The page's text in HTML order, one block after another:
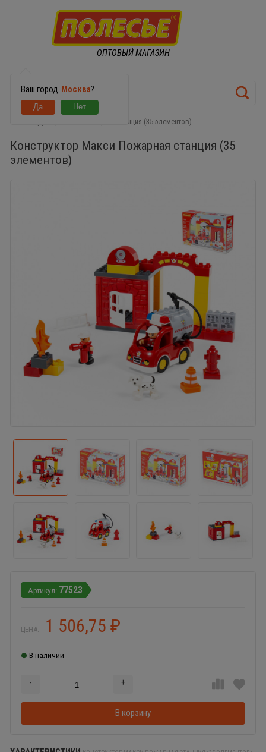
ОПТОВЫЙ МАГАЗИН
Ваш город Москва?
Конструктор Макси Пожарная станция (35 элементов)
Конструктор Макси Пожарная станция (35
элементов)
77523
ЦЕНА: 1 506,75 ₽
В наличии
- +
В корзину